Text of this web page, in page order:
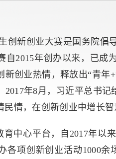
创新创业大赛是国务院倡
自2015年创办以来，已成
新创业热情，释放出“青
年8月，习近平总书
情，在创新创业中增长
中心平台，自2017年以
各项创新创业活动1000